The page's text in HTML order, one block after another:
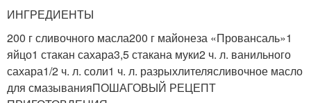
ИНГРЕДИЕНТЫ
200 г сливочного масла200 г майонеза «Провансаль»1
яйцо1 стакан сахара3,5 стакана муки2 ч. л. ванильного
сахара1/2 ч. л. соли1 ч. л. разрыхлителясливочное масло
для смазыванияПОШАГОВЫЙ РЕЦЕПТ